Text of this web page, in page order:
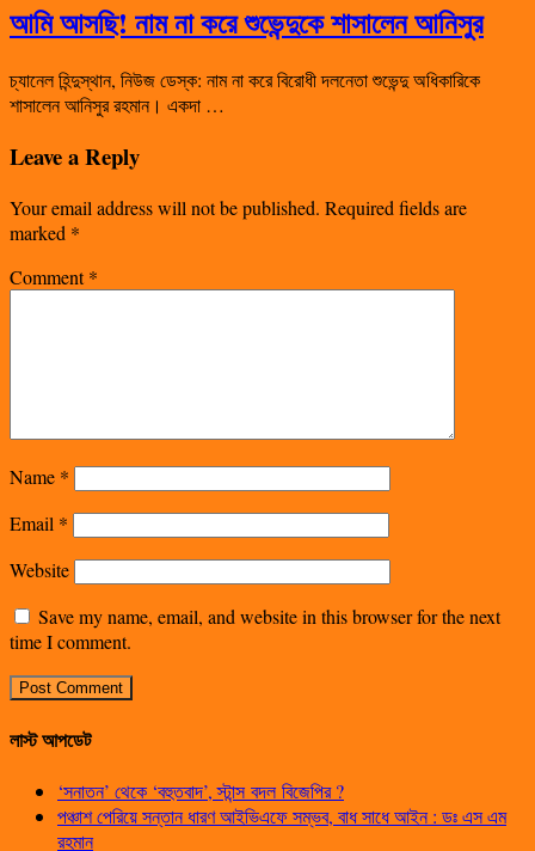
আমি আসছি! নাম না করে শুভেন্দুকে শাসালেন আনিসুর
চ্যানেল হিন্দুস্থান, নিউজ ডেস্ক: নাম না করে বিরোধী দলনেতা শুভেন্দু অধিকারিকে
শাসালেন আনিসুর রহমান। একদা …
Leave a Reply
Your email address will not be published. Required fields are
marked *
Comment*
Name *
Email *
Website
Save my name, email, and website in this browser for the next
time I comment.
লাস্ট আপডেট
‘সনাতন’ থেকে ‘বহুতবাদ’, স্টান্স বদল বিজেপির ?
পঞ্চাশ পেরিয়ে সন্তান ধারণ আইভিএফে সম্ভব, বাধ সাধে আইন : ডঃ এস এম
রহমান